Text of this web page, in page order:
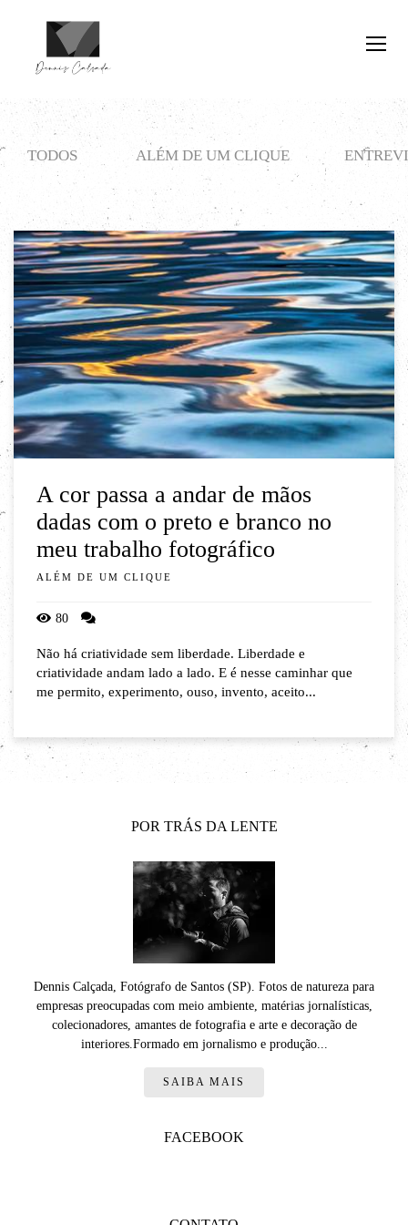
TODOS ALÉM DE UM CLIQUE
A cor passa a andar de mãos
dadas com o preto e branco no
meu trabalho fotográfico
ALÉM DE UM CLIQUE
80
Não há criatividade sem liberdade. Liberdade e
criatividade andam lado a lado. E é nesse caminhar que
me permito, experimento, ouso, invento, aceito...
POR TRÁS DA LENTE
Dennis Calçada, Fotógrafo de Santos (SP). Fotos de natureza para
empresas preocupadas com meio ambiente, matérias jornalísticas,
colecionadores, amantes de fotografia e arte e decoração de
interiores.Formado em jornalismo e produção...
SAIBA MAIS
FACEBOOK